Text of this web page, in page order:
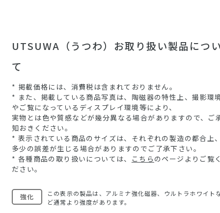
UTSUWA（うつわ）お取り扱い製品につ
て
* 掲載価格には、消費税は含まれておりません。
* また、掲載している商品写真は、陶磁器の特性上、撮影環
やご覧になっているディスプレイ環境等により、
実物とは色や質感などが幾分異なる場合がありますので、ご
知おきください。
* 表示されている商品のサイズは、それぞれの製造の都合上
多少の誤差が生じる場合がありますのでご了承下さい。
* 各種商品の取り扱いについては、
こちら のページよりご覧
ださい。
強化
この表示の製品は、アルミナ強化磁器、ウルトラホワイト
ど通常より強度があります。